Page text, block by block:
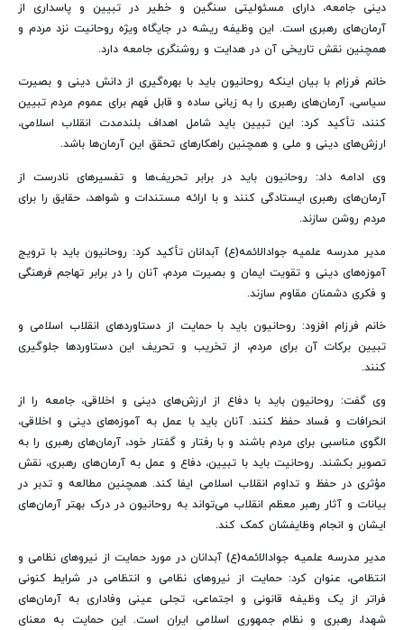
دینی جامعه، دارای مسئولیتی سنگین و خطیر در تبیین و پاسداری از
آرمان‌های رهبری است. این وظیفه ریشه در جایگاه ویژه روحانیت نزد مردم و
همچنین نقش تاریخی آن در هدایت و روشنگری جامعه دارد.
خانم فرزام با بیان اینکه روحانیون باید با بهره‌گیری از دانش دینی و بصیرت
سیاسی، آرمان‌های رهبری را به زبانی ساده و قابل فهم برای عموم مردم تبیین
کنند، تأکید کرد: این تبیین باید شامل اهداف بلندمدت انقلاب اسلامی،
ارزش‌های دینی و ملی و همچنین راهکارهای تحقق این آرمان‌ها باشد.
وی ادامه داد: روحانیون باید در برابر تحریف‌ها و تفسیرهای نادرست از
آرمان‌های رهبری ایستادگی کنند و با ارائه مستندات و شواهد، حقایق را برای
مردم روشن سازند.
مدیر مدرسه علمیه جوادالائمه(ع) آبدانان تأکید کرد: روحانیون باید با ترویج
آموزه‌های دینی و تقویت ایمان و بصیرت مردم، آنان را در برابر تهاجم فرهنگی
و فکری دشمنان مقاوم سازند.
خانم فرزام افزود: روحانیون باید با حمایت از دستاوردهای انقلاب اسلامی و
تبیین برکات آن برای مردم، از تخریب و تحریف این دستاوردها جلوگیری
کنند.
وی گفت: روحانیون باید با دفاع از ارزش‌های دینی و اخلاقی، جامعه را از
انحرافات و فساد حفظ کنند. آنان باید با عمل به آموزه‌های دینی و اخلاقی،
الگوی مناسبی برای مردم باشند و با رفتار و گفتار خود، آرمان‌های رهبری را به
تصویر بکشند. روحانیت باید با تبیین، دفاع و عمل به آرمان‌های رهبری، نقش
مؤثری در حفظ و تداوم انقلاب اسلامی ایفا کند. همچنین مطالعه و تدبر در
بیانات و آثار رهبر معظم انقلاب می‌تواند به روحانیون در درک بهتر آرمان‌های
ایشان و انجام وظایفشان کمک کند.
مدیر مدرسه علمیه جوادالائمه(ع) آبدانان در مورد حمایت از نیروهای نظامی و
انتظامی، عنوان کرد: حمایت از نیروهای نظامی و انتظامی در شرایط کنونی
فراتر از یک وظیفه قانونی و اجتماعی، تجلی عینی وفاداری به آرمان‌های
شهدا، رهبری و نظام جمهوری اسلامی ایران است. این حمایت به معنای